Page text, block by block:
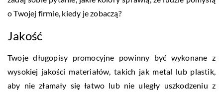
o Twojej firmie, kiedy je zobaczą?
Jakość
Twoje długopisy promocyjne powinny być wykonane z
wysokiej jakości materiałów, takich jak metal lub plastik,
aby nie złamały się łatwo lub nie uległy uszkodzeniu z